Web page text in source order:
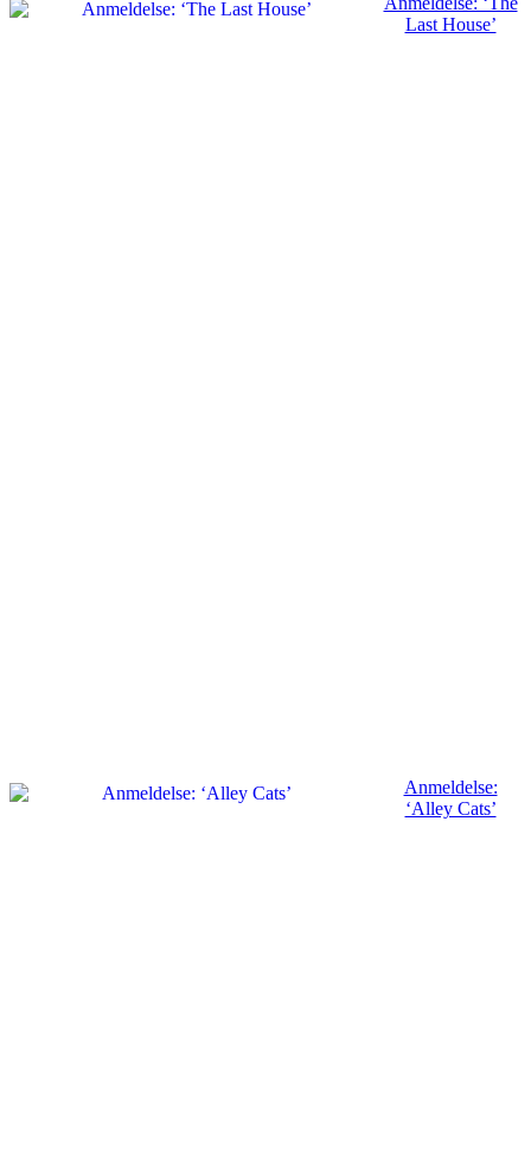
Last House’
Anmeldelse:
‘Alley Cats’